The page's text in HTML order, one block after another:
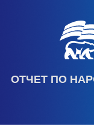
ОТЧЕТ ПО